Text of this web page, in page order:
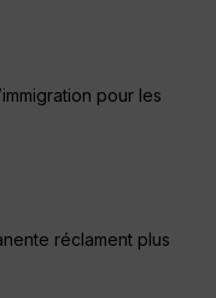
pour les
réclament plus